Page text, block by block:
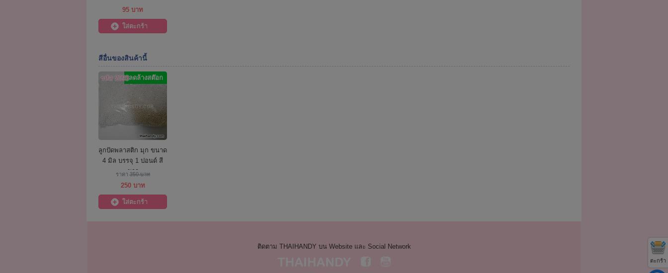
ตะกร้า
95 บาท
ใส่ตะกร้า
สีอื่นของสินค้านี้
ลดล้างสต๊อก
รหัส 2093
ลูกปัดพลาสติก มุก ขนาด
4 มิล บรรจุ 1 ปอนด์ สี
ขาว
ราคา350 บาท
250 บาท
ใส่ตะกร้า
ติดตาม THAIHANDY บน Website และ Social Network